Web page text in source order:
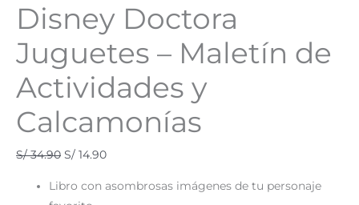
Disney Doctora
Juguetes – Maletín de
Actividades y
Calcamonías
S/34.90 S/ 14.90
Libro con asombrosas imágenes de tu personaje